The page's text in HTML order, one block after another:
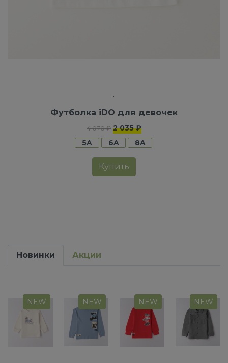
Футболка iDO для девочек
4 070 ₽ 2 035 ₽
5A
6A 8A
Купить
Новинки Акции
NEW NEW NEW NEW